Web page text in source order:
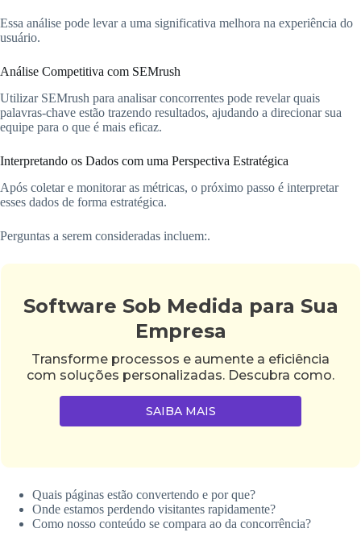
Essa análise pode levar a uma significativa melhora na experiência do
usuário.
Análise Competitiva com SEMrush
Utilizar SEMrush para analisar concorrentes pode revelar quais
palavras-chave estão trazendo resultados, ajudando a direcionar sua
equipe para o que é mais eficaz.
Interpretando os Dados com uma Perspectiva Estratégica
Após coletar e monitorar as métricas, o próximo passo é interpretar
esses dados de forma estratégica.
Perguntas a serem consideradas incluem:.
Software Sob Medida para Sua
Empresa
Transforme processos e aumente a eficiência
com soluções personalizadas. Descubra como.
SAIBA MAIS
Quais páginas estão convertendo e por que?
Onde estamos perdendo visitantes rapidamente?
Como nosso conteúdo se compara ao da concorrência?